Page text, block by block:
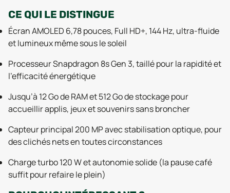
CE QUI LE DISTINGUE
Écran AMOLED 6,78 pouces, Full HD+, 144 Hz, ultra-fluide
et lumineux même sous le soleil
Processeur Snapdragon 8s Gen 3, taillé pour la rapidité et
l’efficacité énergétique
Jusqu’à 12 Go de RAM et 512 Go de stockage pour
accueillir applis, jeux et souvenirs sans broncher
Capteur principal 200 MP avec stabilisation optique, pour
des clichés nets en toutes circonstances
Charge turbo 120 W et autonomie solide (la pause café
suffit pour refaire le plein)